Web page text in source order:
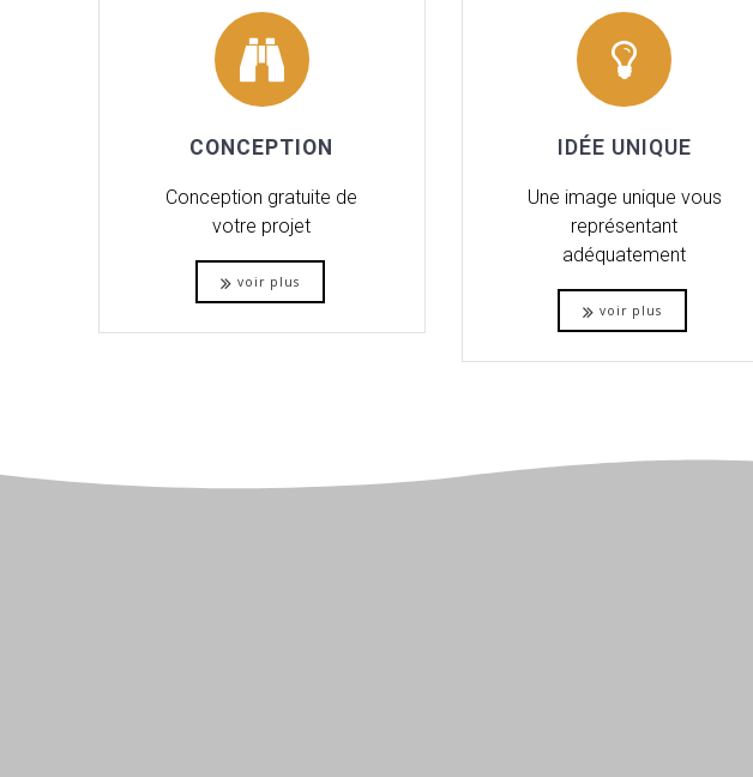
CONCEPTION
Conception gratuite de
votre projet
voir plus
IDÉE UNIQUE
Une image unique vous
représentant
adéquatement
voir plus